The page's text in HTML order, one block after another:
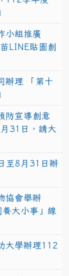
小組推廣
LINE貼圖創
辦理 「第十
防宣導創意
31日，請大
至8月31日辦
協會舉辦
養大小事」線
大學辦理112